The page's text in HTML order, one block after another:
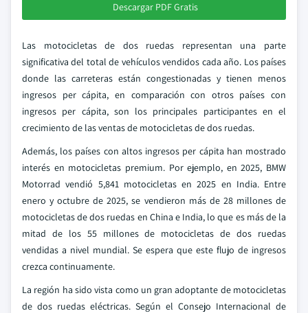
Descargar PDF Gratis
Las motocicletas de dos ruedas representan una parte
significativa del total de vehículos vendidos cada año. Los países
donde las carreteras están congestionadas y tienen menos
ingresos per cápita, en comparación con otros países con
ingresos per cápita, son los principales participantes en el
crecimiento de las ventas de motocicletas de dos ruedas.
Además, los países con altos ingresos per cápita han mostrado
interés en motocicletas premium. Por ejemplo, en 2025, BMW
Motorrad vendió 5,841 motocicletas en 2025 en India. Entre
enero y octubre de 2025, se vendieron más de 28 millones de
motocicletas de dos ruedas en China e India, lo que es más de la
mitad de los 55 millones de motocicletas de dos ruedas
vendidas a nivel mundial. Se espera que este flujo de ingresos
crezca continuamente.
La región ha sido vista como un gran adoptante de motocicletas
de dos ruedas eléctricas. Según el Consejo Internacional de